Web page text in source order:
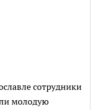
сотрудники
молодую